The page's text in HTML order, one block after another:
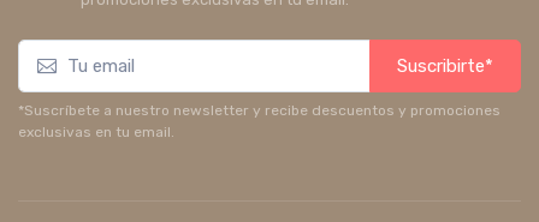
Suscribirte*
*Suscríbete a nuestro newsletter y recibe descuentos y promociones
exclusivas en tu email.